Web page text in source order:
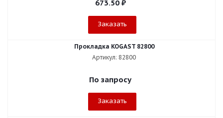
673.50₽
Заказать
Прокладка KOGAST 82800
Артикул: 82800
По запросу
Заказать